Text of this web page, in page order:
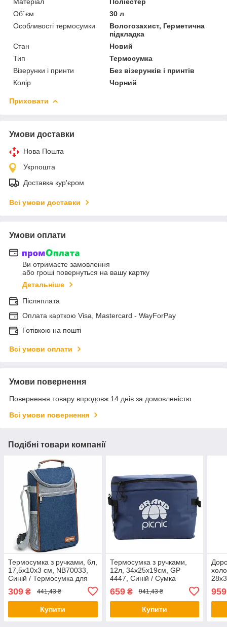
Об`єм
30 л
Особливості термосумки
Вологозахист, Герметична
підкладка
Стан
Новий
Тип
Термосумка
Візерунки і принти
Без візерунків і принтів
Колір
Чорний
Приховати
Умови доставки
Нова Пошта
Укрпошта
Доставка кур'єром
Всі умови доставки
Умови оплати
Ви отримаєте замовлення
або гроші повернуться на вашу картку
Детальніше
Післяплата
Оплата карткою Visa, Mastercard - WayForPay
Готівкою на пошті
Всі умови оплати
Умови повернення
Повернення товару впродовж 14 днів за домовленістю
Всі умови повернення
Подібні товари компанії
Термосумка з ручками, 6л,
17,5х10х3 см, NB70033,
Синій / Термосумка для
холодильник / Термосумка
для пікніка
309 ₴ 441,43 ₴
Купити
Термосумка з ручками,
12л, 34x25x19см, GP
4447, Синій / Сумка
холодильник / Туристична
термосумка
659₴ 941,43 ₴
Купити
959